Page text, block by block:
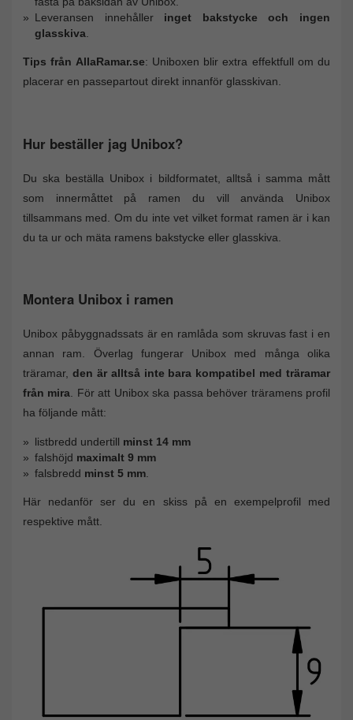
Leveransen innehåller inget bakstycke och ingen
glasskiva.
Tips från AllaRamar.se: Uniboxen blir extra effektfull om du
placerar en passepartout direkt innanför glasskivan.
Hur beställer jag Unibox?
Du ska beställa Unibox i bildformatet, alltså i samma mått
som innermåttet på ramen du vill använda Unibox
tillsammans med. Om du inte vet vilket format ramen är i kan
du ta ur och mäta ramens bakstycke eller glasskiva.
Montera Unibox i ramen
Unibox påbyggnadssats är en ramlåda som skruvas fast i en
annan ram. Överlag fungerar Unibox med många olika
träramar, den är alltså inte bara kompatibel med träramar
från mira . För att Unibox ska passa behöver träramens profil
ha följande mått:
listbredd undertill minst 14 mm
falshöjd maximalt 9 mm
falsbredd minst 5 mm
Här nedanför ser du en skiss på en exempelprofil med
respektive mått.